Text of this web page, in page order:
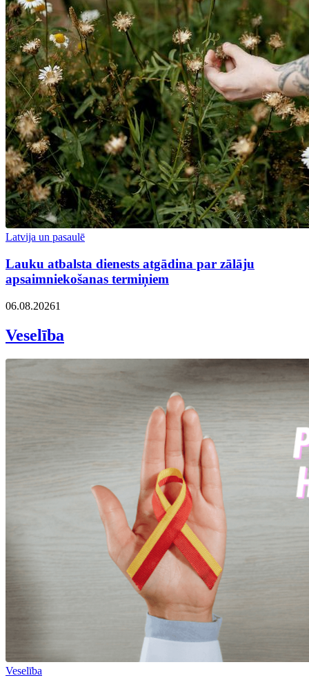
Latvija un pasaulē
Lauku atbalsta dienests atgādina par zālāju
apsaimniekošanas termiņiem
06.08.20261
Veselība
Veselība